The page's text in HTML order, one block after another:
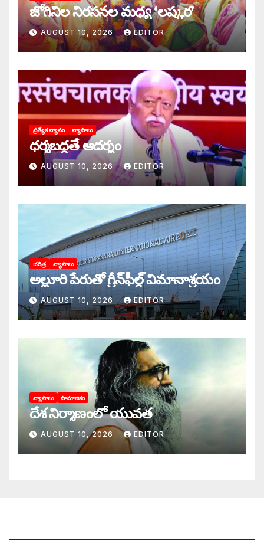
జోగినిల నిరసనల మధ్య ‘లష్కర’
AUGUST 10, 2026 EDITOR
ప్రత్యేక వ్యాసం వ్యాసాలు
ధర్మబద్ధతే ఆదర్శం
AUGUST 10, 2026 EDITOR
చరిత్ర వ్యాసాలు
అల్లూరి పేరుతో గ్రీన్‌ఫీల్డ్ విమానాశ్రయం
AUGUST 10, 2026 EDITOR
వ్యాసాలు సామాజికం
దేశ నిర్మాణంలో యువత
AUGUST 10, 2026 EDITOR